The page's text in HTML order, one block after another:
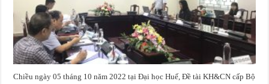
“Nghiên
cứu
nhu
cầu
của
người
học
đối
chương
Chiều ngày 05 tháng 10 năm 2022 tại Đại học Huế, Đề tài KH&CN cấp Bộ